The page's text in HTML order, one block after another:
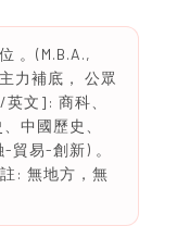
。(M.B.A.,
力補底， 公眾
文]: 商科、
中國歷史、
貿易-創新) 。
: 無地方，無